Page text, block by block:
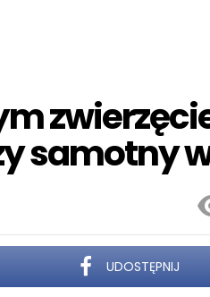
samotny
UDOSTĘPNIJ